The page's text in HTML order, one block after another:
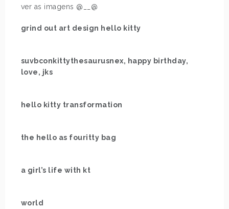
ver as imagens @__@
grind out art design hello kitty
suvbconkittythesaurusnex, happy birthday,
love, jks
hello kitty transformation
the hello as fouritty bag
a girl’s life with kt
world